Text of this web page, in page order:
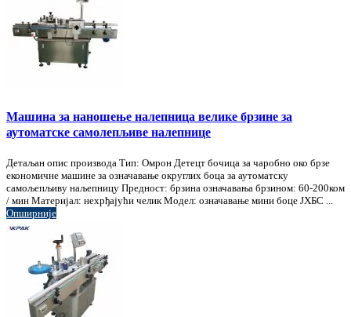
Машина за наношење налепница велике брзине за
аутоматске самолепљиве налепнице
Детаљан опис производа Тип: Омрон Детецт бочица за чаробно око брзе
економичне машине за означавање округлих боца за аутоматску
самољепљиву наљепницу Предност: брзина означавања брзином: 60-200ком
/ мин Материјал: нехрђајући челик Модел: означавање мини боце ЈХБС ...
Опширније